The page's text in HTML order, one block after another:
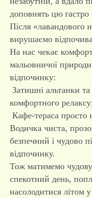
доповнять цю
Після «лавандового
вирушаємо
На нас чекає
мальовничої природи
відпочинку:
Затишні альтанки
комфортного
Кафе-тераса просто
Водичка чиста,
безпечний і чудово
відпочинку.
Тож матимемо
спекотний день,
насолодитися літом